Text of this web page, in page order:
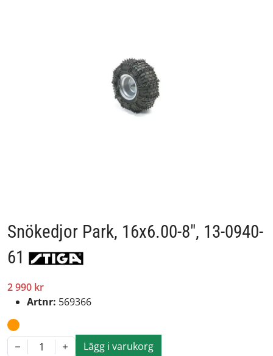
Snökedjor Park, 16x6.00-8", 13-0940-
61
2 990 kr
Artnr: 569366
1 Lägg i varukorg